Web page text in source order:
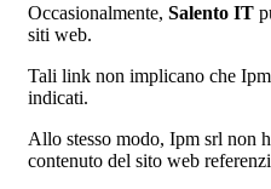
Occasionalmente, Salento IT
siti web.
Tali link non implicano che
indicati.
Allo stesso modo, Ipm srl non
contenuto del sito web